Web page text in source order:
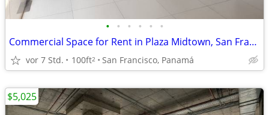
• • • • • •
Commercial Space for Rent in Plaza Midtown, San Francisco
vor 7 Std. 100ft2 San Francisco, Panamá
$5,025